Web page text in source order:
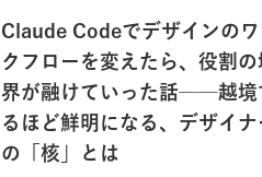
Claude Codeでデザインのワ
クフローを変えたら、役割の
界が融けていった話──越境
るほど鮮明になる、デザイナ
の「核」とは